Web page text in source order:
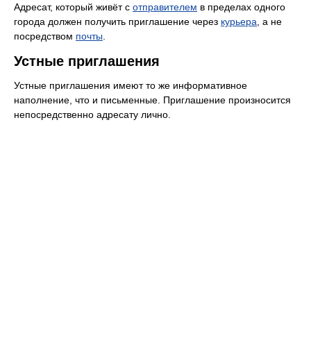
Адресат, который живёт с отправителем в пределах одного
города должен получить приглашение через курьера , а не
посредством почты
Устные приглашения
Устные приглашения имеют то же информативное
наполнение, что и письменные. Приглашение произносится
непосредственно адресату лично.